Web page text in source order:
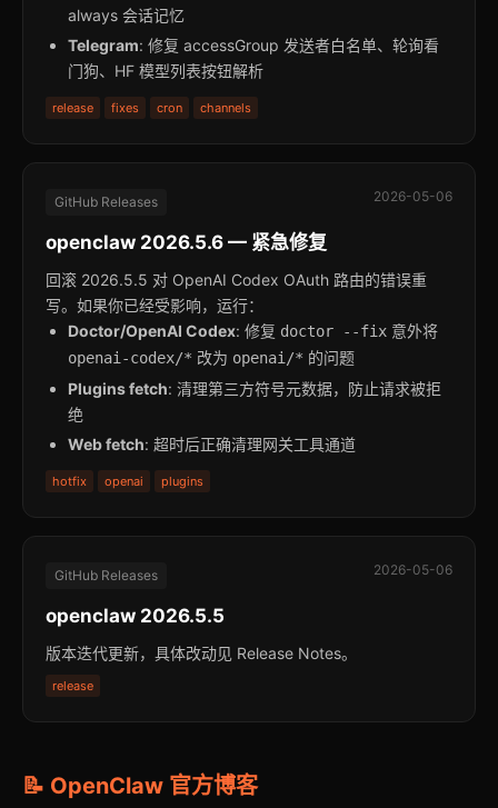
always 会话记忆
Telegram: 修复 accessGroup 发送者白名单、轮询看
门狗、HF 模型列表按钮解析
release fixes cron channels
GitHub Releases 2026-05-06
openclaw 2026.5.6 — 紧急修复
回滚 2026.5.5 对 OpenAI Codex OAuth 路由的错误重
写。如果你已经受影响，运行：
Doctor/OpenAI Codex: 修复 doctor --fix 意外将
openai-codex/* 改为 openai/* 的问题
Plugins fetch: 清理第三方符号元数据，防止请求被拒
绝
Web fetch: 超时后正确清理网关工具通道
hotfix openai plugins
GitHub Releases 2026-05-06
openclaw 2026.5.5
版本迭代更新，具体改动见 Release Notes。
release
📝 OpenClaw 官方博客